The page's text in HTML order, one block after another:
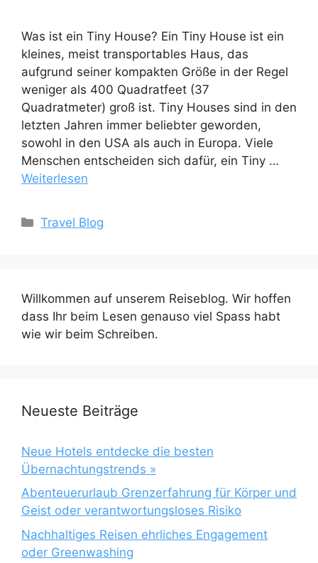
Was ist ein Tiny House? Ein Tiny House ist ein
kleines, meist transportables Haus, das
aufgrund seiner kompakten Größe in der Regel
weniger als 400 Quadratfeet (37
Quadratmeter) groß ist. Tiny Houses sind in den
letzten Jahren immer beliebter geworden,
sowohl in den USA als auch in Europa. Viele
Menschen entscheiden sich dafür, ein Tiny …
Weiterlesen
Kategorien
Travel Blog
Willkommen auf unserem Reiseblog. Wir hoffen
dass Ihr beim Lesen genauso viel Spass habt
wie wir beim Schreiben.
Neueste Beiträge
Neue Hotels entdecke die besten
Übernachtungstrends »
Abenteuerurlaub Grenzerfahrung für Körper und
Geist oder verantwortungsloses Risiko
Nachhaltiges Reisen ehrliches Engagement
oder Greenwashing